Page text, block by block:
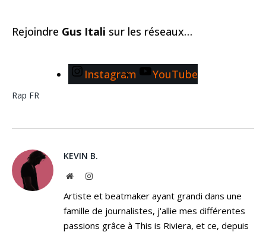
Rejoindre Gus Itali sur les réseaux…
Instagram YouTube
Rap FR
KEVIN B.
WebsiteInstagram
Artiste et beatmaker ayant grandi dans une
famille de journalistes, j'allie mes différentes
passions grâce à This is Riviera, et ce, depuis